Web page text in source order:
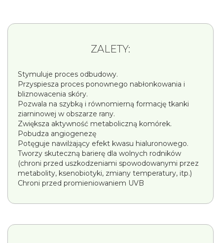
ZALETY:
Stymuluje proces odbudowy.
Przyspiesza proces ponownego nabłonkowania i
bliznowacenia skóry.
Pozwala na szybką i równomierną formację tkanki
ziarninowej w obszarze rany.
Zwiększa aktywność metaboliczną komórek.
Pobudza angiogenezę
Potęguje nawilżający efekt kwasu hialuronowego.
Tworzy skuteczną barierę dla wolnych rodników
(chroni przed uszkodzeniami spowodowanymi przez
metabolity, ksenobiotyki, zmiany temperatury, itp.)
Chroni przed promieniowaniem UVB